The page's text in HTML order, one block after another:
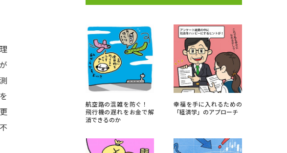
スなどを調べる
実施プログラムから探す
ト特集
資料検索
航空路の混雑を防ぐ！
飛行機の遅れをお金で解
消できるのか
幸福を手に入れるための
「経済学」のアプローチ